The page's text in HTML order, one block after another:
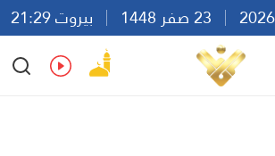
بيروت 21:29
Ar
En Fr Es